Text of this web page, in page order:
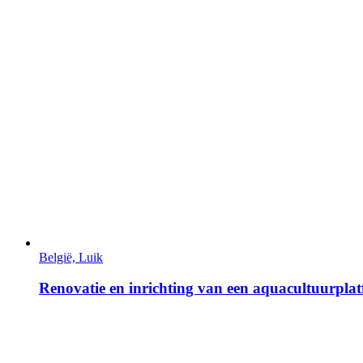
België, Luik
Renovatie en inrichting van een